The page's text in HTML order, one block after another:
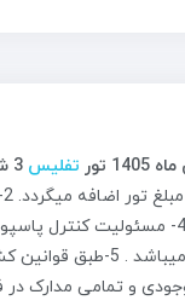
تور تفلیس 3 شب و 4 روز
تور در زمان ثبت نام
و تمامی مدارک